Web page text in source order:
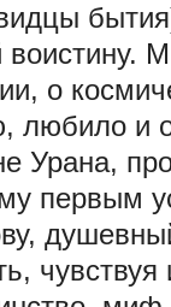
воистину.
о
любило и
Урана,
первым